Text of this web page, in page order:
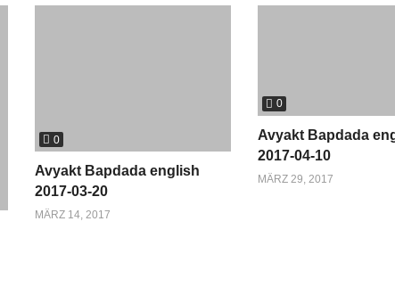
0
Avyakt Bapdada english
2017-03-20
MÄRZ 14, 2017
0
Avyakt Bapdada
2017-04-10
MÄRZ 29, 2017